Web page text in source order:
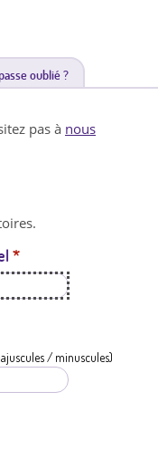
oublié ?
pas à nous
*
/ minuscules)